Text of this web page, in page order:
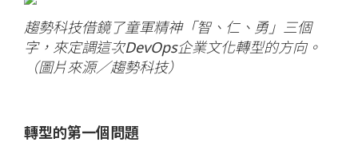
趨勢科技借鏡了童軍精神「智、仁、勇」三個
字，來定調這次DevOps企業文化轉型的方向。
（圖片來源／趨勢科技）
轉型的第一個問題